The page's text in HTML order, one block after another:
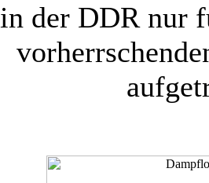
in der DDR nur